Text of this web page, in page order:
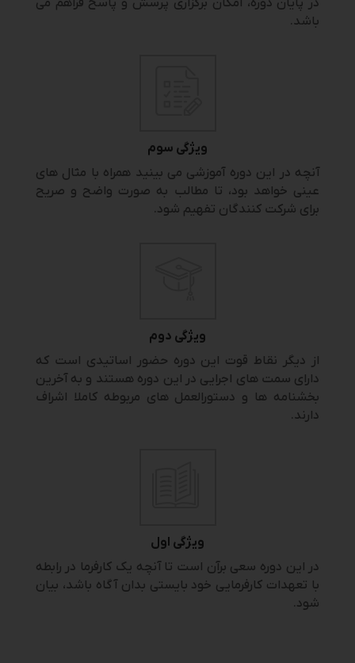
باشد.
ویژگی سوم
آنچه در این دوره آموزشی می بینید همراه با مثال های
عینی خواهد بود، تا مطالب به صورت واضح و صریح
برای شرکت کنندگان تفهیم شود.
ویژگی دوم
از دیگر نقاط قوت این دوره حضور اساتیدی است که
دارای سمت های اجرایی در این دوره هستند و به آخرین
بخشنامه ها و دستورالعمل های مربوطه کاملا اشراف
دارند.
ویژگی اول
در این دوره سعی برآن است تا آنچه یک کارفرما در رابطه
با تعهدات کارفرمایی خود بایستی بدان آگاه باشد، بیان
شود.